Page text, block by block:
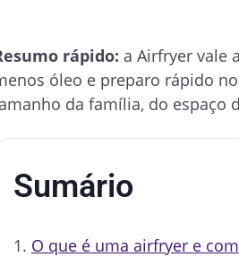
rápido: a Airfryer vale
óleo e preparo rápido
da família, do espaço
Sumário
O que é uma airfryer e